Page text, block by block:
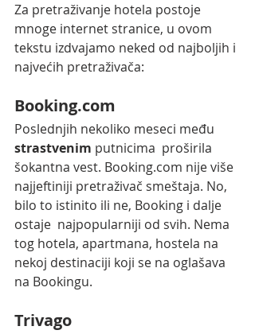
Za pretraživanje hotela postoje
mnoge internet stranice, u ovom
tekstu izdvajamo neked od najboljih i
najvećih pretraživača:
Booking.com
Poslednjih nekoliko meseci među
strastvenim putnicima  proširila
šokantna vest. Booking.com nije više
najjeftiniji pretraživač smeštaja. No,
bilo to istinito ili ne, Booking i dalje
ostaje  najpopularniji od svih. Nema
tog hotela, apartmana, hostela na
nekoj destinaciji koji se na oglašava
na Bookingu.
Trivago